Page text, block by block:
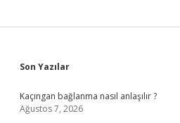
Sidebar
Son Yazılar
Kaçıngan bağlanma nasıl anlaşılır ?
Ağustos 7, 2026